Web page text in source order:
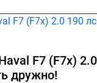
F7 (F7x)
дружно!